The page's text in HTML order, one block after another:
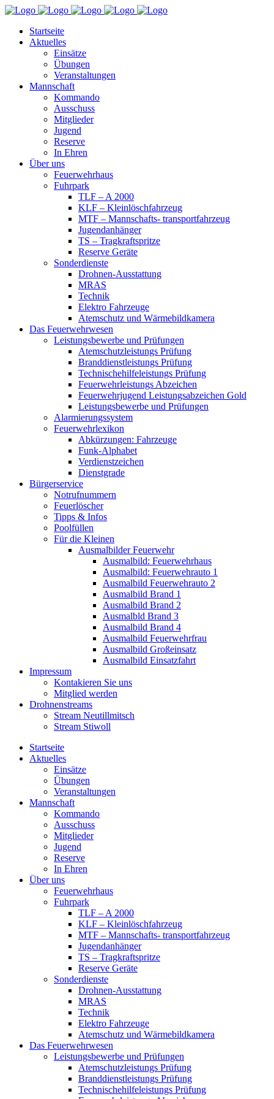
Startseite
Aktuelles
Einsätze
Übungen
Veranstaltungen
Mannschaft
Kommando
Ausschuss
Mitglieder
Jugend
Reserve
In Ehren
Über uns
Feuerwehrhaus
Fuhrpark
TLF – A 2000
KLF – Kleinlöschfahrzeug
MTF – Mannschafts- transportfahrzeug
Jugendanhänger
TS – Tragkraftspritze
Reserve Geräte
Sonderdienste
Drohnen-Ausstattung
MRAS
Technik
Elektro Fahrzeuge
Atemschutz und Wärmebildkamera
Das Feuerwehrwesen
Leistungsbewerbe und Prüfungen
Atemschutzleistungs Prüfung
Branddienstleistungs Prüfung
Technischehilfeleistungs Prüfung
Feuerwehrleistungs Abzeichen
Feuerwehrjugend Leistungsabzeichen Gold
Leistungsbewerbe und Prüfungen
Alarmierungssystem
Feuerwehrlexikon
Abkürzungen: Fahrzeuge
Funk-Alphabet
Verdienstzeichen
Dienstgrade
Bürgerservice
Notrufnummern
Feuerlöscher
Tipps & Infos
Poolfüllen
Für die Kleinen
Ausmalbilder Feuerwehr
Ausmalbild: Feuerwehrhaus
Ausmalbild: Feuerwehrauto 1
Ausmalbild Feuerwehrauto 2
Ausmalbild Brand 1
Ausmalbild Brand 2
Ausmalbld Brand 3
Ausmalbild Brand 4
Ausmalbild Feuerwehrfrau
Ausmalbild Großeinsatz
Ausmalbild Einsatzfahrt
Impressum
Kontakieren Sie uns
Mitglied werden
Drohnenstreams
Stream Neutillmitsch
Stream Stiwoll
Startseite
Aktuelles
Einsätze
Übungen
Veranstaltungen
Mannschaft
Kommando
Ausschuss
Mitglieder
Jugend
Reserve
In Ehren
Über uns
Feuerwehrhaus
Fuhrpark
TLF – A 2000
KLF – Kleinlöschfahrzeug
MTF – Mannschafts- transportfahrzeug
Jugendanhänger
TS – Tragkraftspritze
Reserve Geräte
Sonderdienste
Drohnen-Ausstattung
MRAS
Technik
Elektro Fahrzeuge
Atemschutz und Wärmebildkamera
Das Feuerwehrwesen
Leistungsbewerbe und Prüfungen
Atemschutzleistungs Prüfung
Branddienstleistungs Prüfung
Technischehilfeleistungs Prüfung